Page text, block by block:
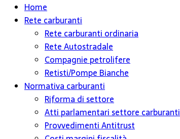
Home
Rete carburanti
Rete carburanti ordinaria
Rete Autostradale
Compagnie petrolifere
Retisti/Pompe Bianche
Normativa carburanti
Riforma di settore
Atti parlamentari settore carburanti
Provvedimenti Antitrust